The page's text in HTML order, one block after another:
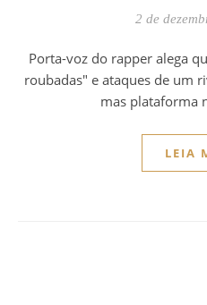
2 de
Porta-voz do rapper alega que produção usou "imagens
roubadas" e ataques de um
mas plataforma
LEIA